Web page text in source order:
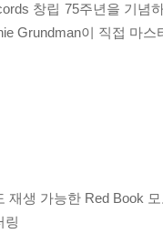
창립 75주년을 기념
Grundman이 직접 마
재생 가능한 Red Book
링